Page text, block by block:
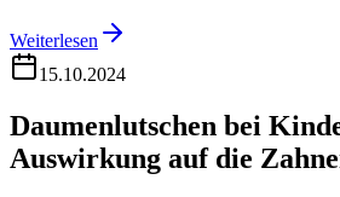
Weiterlesen
15.10.2024
Daumenlutschen bei
Auswirkung auf die